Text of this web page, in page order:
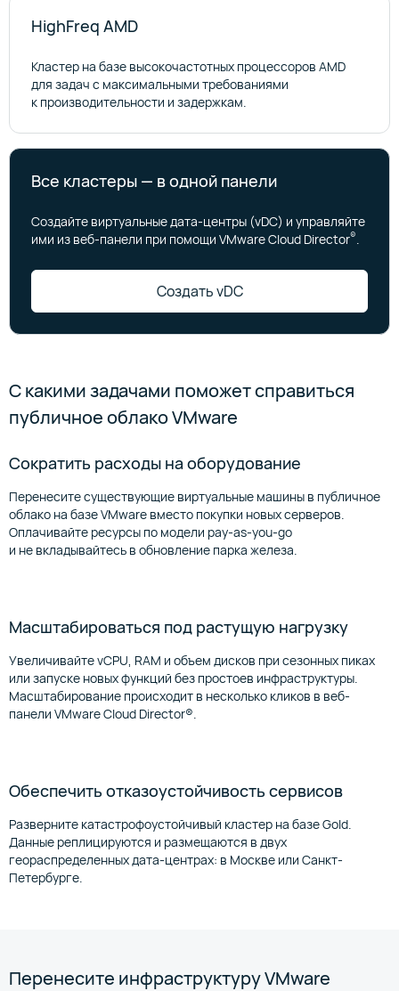
HighFreq AMD
Кластер на базе высокочастотных процессоров AMD
для задач с максимальными требованиями
к производительности и задержкам.
Все кластеры — в одной панели
Создайте виртуальные дата-центры (vDC) и управляйте
ими из веб-панели при помощи VMware Cloud Director®
Создать vDC
С какими задачами поможет справиться
публичное облако VMware
Сократить расходы на оборудование
Перенесите существующие виртуальные машины в публичное
облако на базе VMware вместо покупки новых серверов.
Оплачивайте ресурсы по модели pay‑as‑you‑go
и не вкладывайтесь в обновление парка железа.
Масштабироваться под растущую нагрузку
Увеличивайте vCPU, RAM и объем дисков при сезонных пиках
или запуске новых функций без простоев инфраструктуры.
Масштабирование происходит в несколько кликов в веб-
панели VMware Cloud Director®.
Обеспечить отказоустойчивость сервисов
Разверните катастрофоустойчивый кластер на базе Gold.
Данные реплицируются и размещаются в двух
геораспределенных дата-центрах: в Москве или Санкт-
Петербурге.
Перенесите инфраструктуру VMware